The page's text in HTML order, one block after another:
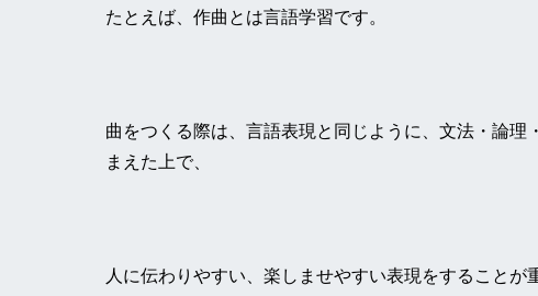
たとえば、作曲とは言語学習です。
曲をつくる際は、言語表現と同じように、文法・論
まえた上で、
人に伝わりやすい、楽しませやすい表現をすることが